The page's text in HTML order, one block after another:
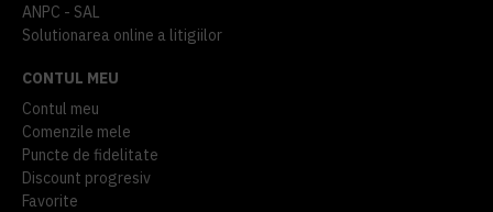
ANPC - SAL
Solutionarea online a litigiilor
CONTUL MEU
Contul meu
Comenzile mele
Puncte de fidelitate
Discount progresiv
Favorite